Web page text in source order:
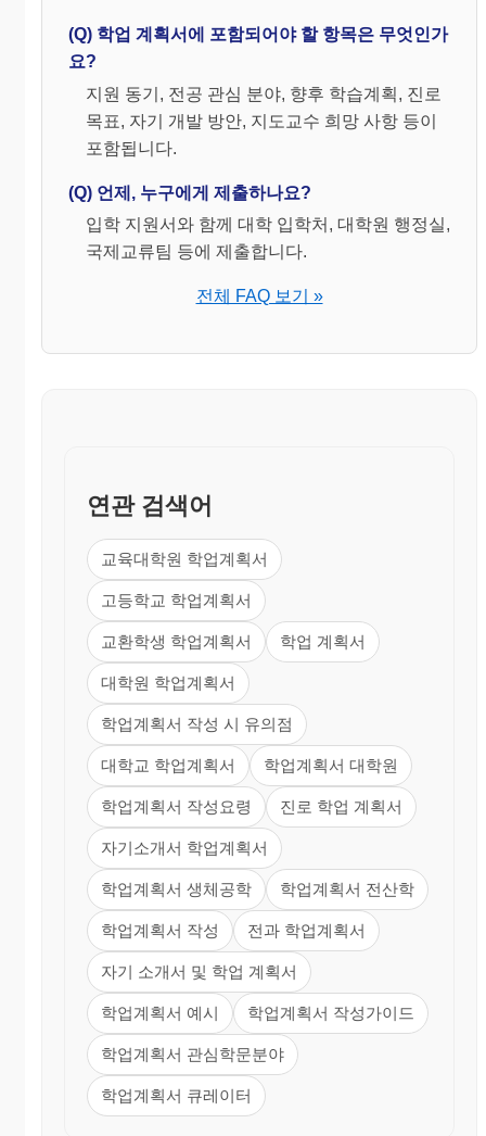
(Q) 학업 계획서에 포함되어야 할 항목은 무엇인가
요?
지원 동기, 전공 관심 분야, 향후 학습계획, 진로
목표, 자기 개발 방안, 지도교수 희망 사항 등이
포함됩니다.
(Q) 언제, 누구에게 제출하나요?
입학 지원서와 함께 대학 입학처, 대학원 행정실,
국제교류팀 등에 제출합니다.
전체 FAQ 보기 »
연관 검색어
교육대학원 학업계획서
고등학교 학업계획서
교환학생 학업계획서 학업 계획서
대학원 학업계획서
학업계획서 작성 시 유의점
대학교 학업계획서 학업계획서 대학원
학업계획서 작성요령 진로 학업 계획서
자기소개서 학업계획서
학업계획서 생체공학 학업계획서 전산학
학업계획서 작성 전과 학업계획서
자기 소개서 및 학업 계획서
학업계획서 예시 학업계획서 작성가이드
학업계획서 관심학문분야
학업계획서 큐레이터